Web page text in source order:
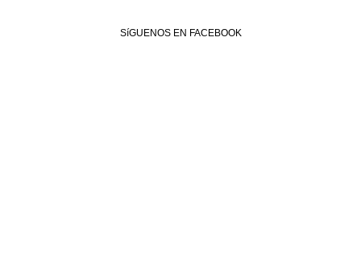
SíGUENOS EN FACEBOOK